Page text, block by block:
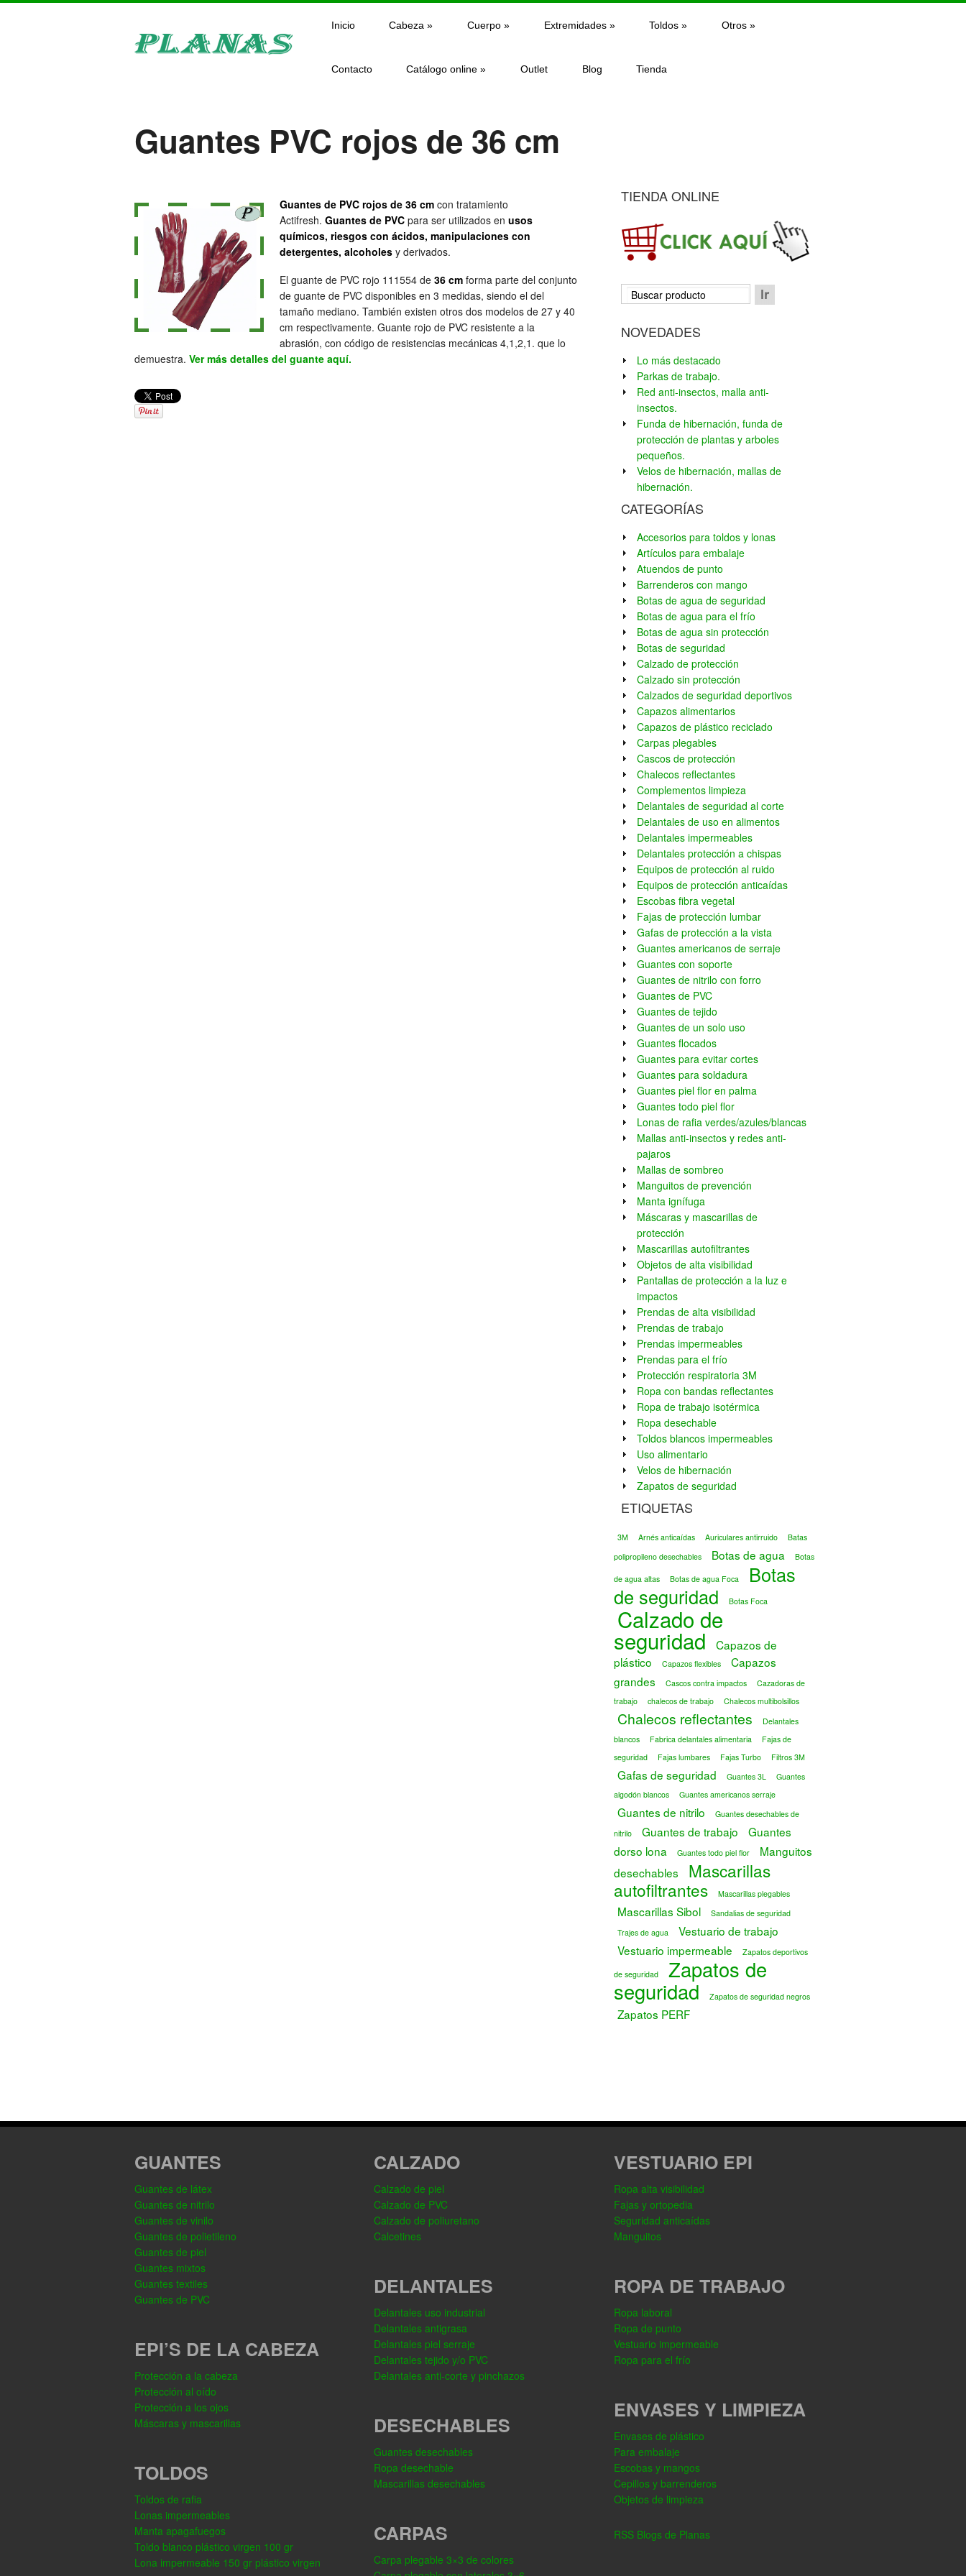
Inicio Cabeza » Cuerpo» Extremidades» Toldos » Otros»
Contacto Catálogo online » Outlet Blog Tienda
Guantes PVC rojos de 36 cm
Guantes de PVC rojos de 36 cm con tratamiento
Actifresh. Guantes de PVC para ser utilizados en usos
químicos, riesgos con ácidos, manipulaciones con
detergentes, alcoholes y derivados.
El guante de PVC rojo 111554 de 36 cm forma parte del conjunto
de guante de PVC disponibles en 3 medidas, siendo el del
tamaño mediano. También existen otros dos modelos de 27 y 40
cm respectivamente. Guante rojo de PVC resistente a la
abrasión, con código de resistencias mecánicas 4,1,2,1. que lo
demuestra. Ver más detalles del guante aquí.
TIENDA ONLINE
NOVEDADES
Lo más destacado
Parkas de trabajo.
Red anti-insectos, malla anti-
insectos.
Funda de hibernación, funda de
protección de plantas y arboles
pequeños.
Velos de hibernación, mallas de
hibernación.
CATEGORÍAS
Accesorios para toldos y lonas
Artículos para embalaje
Atuendos de punto
Barrenderos con mango
Botas de agua de seguridad
Botas de agua para el frío
Botas de agua sin protección
Botas de seguridad
Calzado de protección
Calzado sin protección
Calzados de seguridad deportivos
Capazos alimentarios
Capazos de plástico reciclado
Carpas plegables
Cascos de protección
Chalecos reflectantes
Complementos limpieza
Delantales de seguridad al corte
Delantales de uso en alimentos
Delantales impermeables
Delantales protección a chispas
Equipos de protección al ruido
Equipos de protección anticaídas
Escobas fibra vegetal
Fajas de protección lumbar
Gafas de protección a la vista
Guantes americanos de serraje
Guantes con soporte
Guantes de nitrilo con forro
Guantes de PVC
Guantes de tejido
Guantes de un solo uso
Guantes flocados
Guantes para evitar cortes
Guantes para soldadura
Guantes piel flor en palma
Guantes todo piel flor
Lonas de rafia verdes/azules/blancas
Mallas anti-insectos y redes anti-
pajaros
Mallas de sombreo
Manguitos de prevención
Manta ignífuga
Máscaras y mascarillas de
protección
Mascarillas autofiltrantes
Objetos de alta visibilidad
Pantallas de protección a la luz e
impactos
Prendas de alta visibilidad
Prendas de trabajo
Prendas impermeables
Prendas para el frío
Protección respiratoria 3M
Ropa con bandas reflectantes
Ropa de trabajo isotérmica
Ropa desechable
Toldos blancos impermeables
Uso alimentario
Velos de hibernación
Zapatos de seguridad
ETIQUETAS
3M Arnés anticaídas Auriculares antirruido
Batas
polipropileno desechables
Botas de agua Botas
de agua altas Botas de agua Foca
Botas
de seguridad
Botas Foca
Calzado de
seguridad
Capazos de
plástico
Capazos flexibles
Capazos
grandes
Cascos contra impactos
Cazadoras de
trabajo
chalecos de trabajo Chalecos multibolsillos
Chalecos reflectantes
Delantales
blancos
Fabrica delantales alimentaria
Fajas de
seguridad
Fajas lumbares Fajas Turbo Filtros 3M
Gafas de seguridad Guantes 3L
Guantes
algodón blancos
Guantes americanos serraje
Guantes de nitrilo
Guantes desechables de
nitrilo
Guantes de trabajo
Guantes
dorso lona
Guantes todo piel flor
Manguitos
desechables
Mascarillas
autofiltrantes
Mascarillas plegables
Mascarillas Sibol
Sandalias de seguridad
Trajes de agua
Vestuario de trabajo
Vestuario impermeable
Zapatos deportivos
de seguridad Zapatos de
seguridad Zapatos de seguridad negros
Zapatos PERF
GUANTES
Guantes de látex
Guantes de nitrilo
Guantes de vinilo
Guantes de polietileno
Guantes de piel
Guantes mixtos
Guantes textiles
Guantes de PVC
EPI’S DE LA CABEZA
Protección a la cabeza
Protección al oído
Protección a los ojos
Máscaras y mascarillas
TOLDOS
Toldos de rafia
Lonas impermeables
Manta apagafuegos
Toldo blanco plástico virgen 100 gr
Lona impermeable 150 gr plástico virgen
CALZADO
Calzado de piel
Calzado de PVC
Calzado de poliuretano
Calcetines
DELANTALES
Delantales uso industrial
Delantales antigrasa
Delantales piel serraje
Delantales tejido y/o PVC
Delantales anti-corte y pinchazos
DESECHABLES
Guantes desechables
Ropa desechable
Mascarillas desechables
CARPAS
Carpa plegable 3×3 de colores
VESTUARIO EPI
Ropa alta visibilidad
Fajas y ortopedia
Seguridad anticaídas
Manguitos
ROPA DE TRABAJO
Ropa laboral
Ropa de punto
Vestuario impermeable
Ropa para el frío
ENVASES Y LIMPIEZA
Envases de plástico
Para embalaje
Escobas y mangos
Cepillos y barrenderos
Objetos de limpieza
RSS Blogs de Planas